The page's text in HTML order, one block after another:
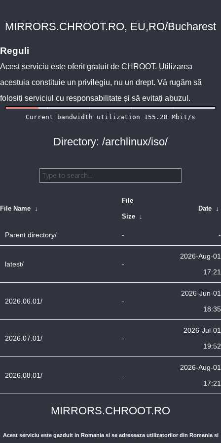
MIRRORS.CHROOT.RO, EU,RO/Bucharest
Reguli
Acest serviciu este oferit gratuit de CHROOT. Utilizarea
acestuia constituie un privilegiu, nu un drept. Vă rugăm să
folosiți serviciul cu responsabilitate și să evitați abuzul.
Directory: /archlinux/iso/
File Name ↓
File
Size ↓
Date ↓
Parent directory/ - -
latest/ -
2026-Aug-01
17:21
2026.06.01/ -
2026-Jun-01
18:35
2026.07.01/ -
2026-Jul-01
19:52
2026.08.01/ -
2026-Aug-01
17:21
MIRRORS.CHROOT.RO
Acest serviciu este gazduit in Romania si se adreseaza utilizatorilor din Romania si